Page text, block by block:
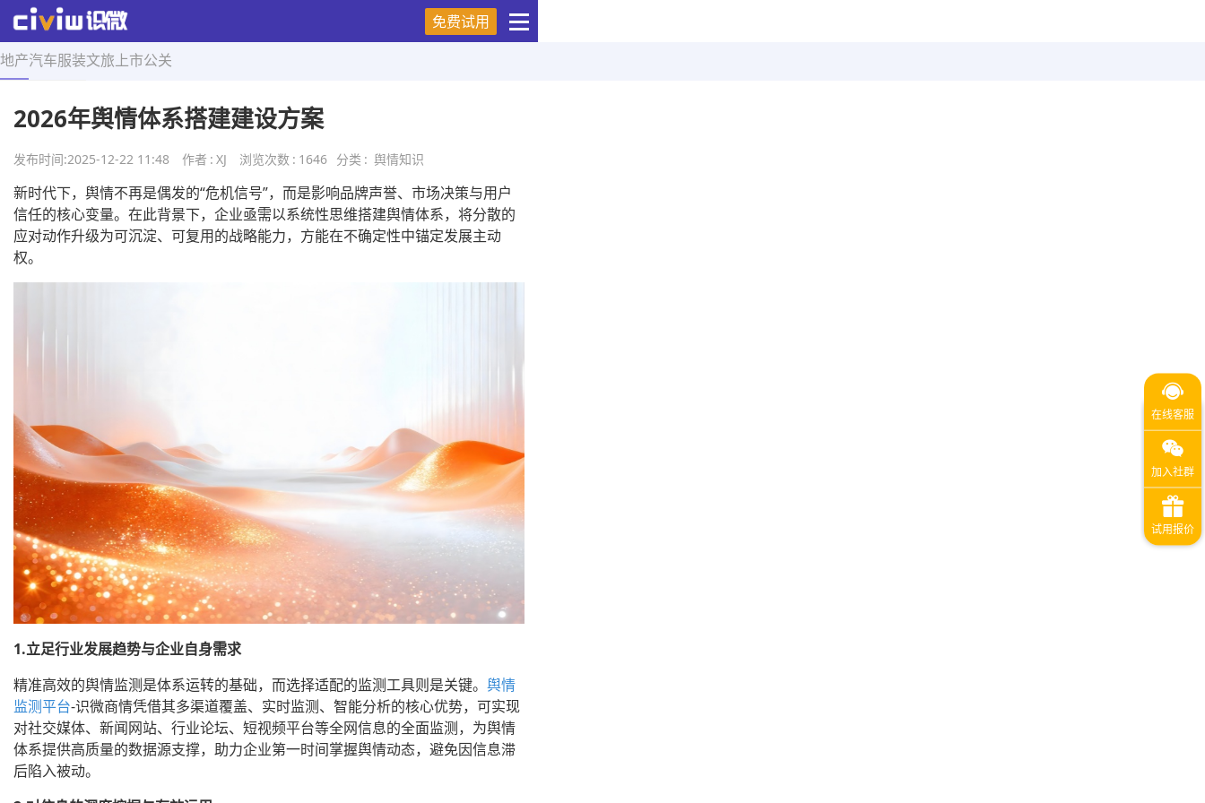
免费试用
地产汽车服装文旅 上市公关
首页 > 舆情知识 > 正文
2026年舆情体系搭建建设方案
发布时间:2025-12-22 11:48 作者 : XJ 浏览次数 : 1646 分类 : 舆情知识
新时代下，舆情不再是偶发的“危机信号”，而是影响品牌声誉、市场决策与用户
信任的核心变量。在此背景下，企业亟需以系统性思维搭建舆情体系，将分散的
应对动作升级为可沉淀、可复用的战略能力，方能在不确定性中锚定发展主动
权。
1.立足行业发展趋势与企业自身需求
精准高效的舆情监测是体系运转的基础，而选择适配的监测工具则是关键。 舆情
监测平台-识微商情凭借其多渠道覆盖、实时监测、智能分析的核心优势，可实现
对社交媒体、新闻网站、行业论坛、短视频平台等全网信息的全面监测，为舆情
体系提供高质量的数据源支撑，助力企业第一时间掌握舆情动态，避免因信息滞
后陷入被动。